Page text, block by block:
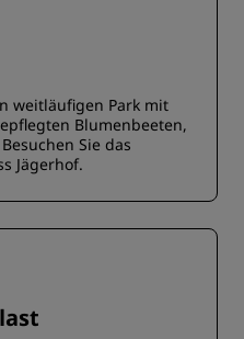
weitläufigen Park mit
Blumenbeeten,
Sie das
Jägerhof.